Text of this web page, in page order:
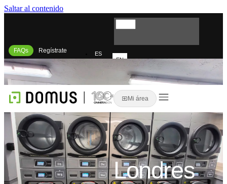
Saltar al contenido
FAQs Regístrate
ES
EN
Mi área
Londres